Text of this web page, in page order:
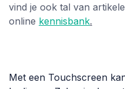
vind je ook tal van
online kennisbank.
Met een Touchscreen